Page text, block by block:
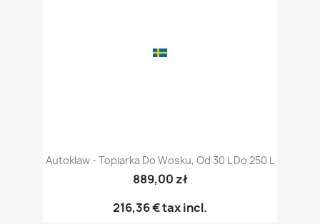
Autoklaw - Topiarka Do Wosku, Od 30 L Do 250 L
889,00 zł
216,36 €tax incl.